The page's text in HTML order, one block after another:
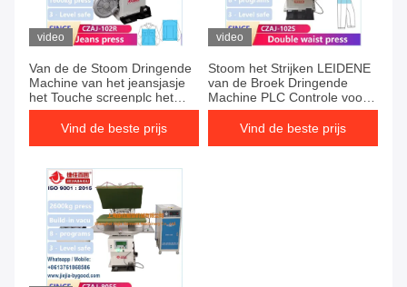
video
Van de de Stoom Dringende
Machine van het jeansjasje
het Touche screenplc het
Strijken Materiaal
Vind de beste prijs
video
Stoom het Strijken LEIDENE
van de Broek Dringende
Machine PLC Controle voor
de Dubbele Pers van de
Taillestoom
Vind de beste prijs